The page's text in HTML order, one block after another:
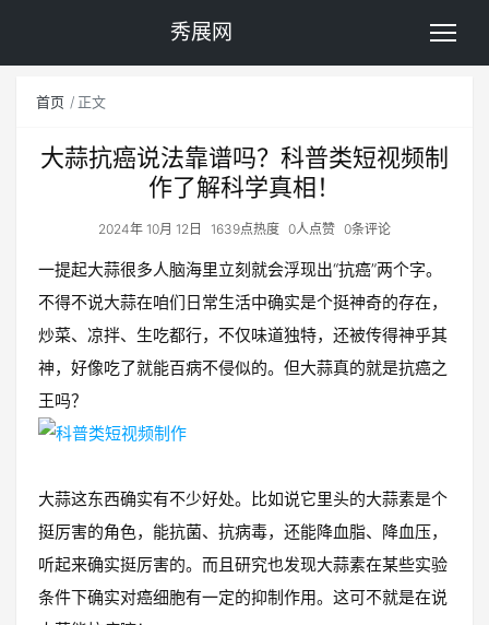
秀展网
首页 正文
大蒜抗癌说法靠谱吗？科普类短视频制
作了解科学真相！
2024年 10月 12日 1639点热度 0人点赞 0条评论
一提起大蒜很多人脑海里立刻就会浮现出“抗癌”两个字。
不得不说大蒜在咱们日常生活中确实是个挺神奇的存在，
炒菜、凉拌、生吃都行，不仅味道独特，还被传得神乎其
神，好像吃了就能百病不侵似的。但大蒜真的就是抗癌之
王吗？
大蒜这东西确实有不少好处。比如说它里头的大蒜素是个
挺厉害的角色，能抗菌、抗病毒，还能降血脂、降血压，
听起来确实挺厉害的。而且研究也发现大蒜素在某些实验
条件下确实对癌细胞有一定的抑制作用。这可不就是在说